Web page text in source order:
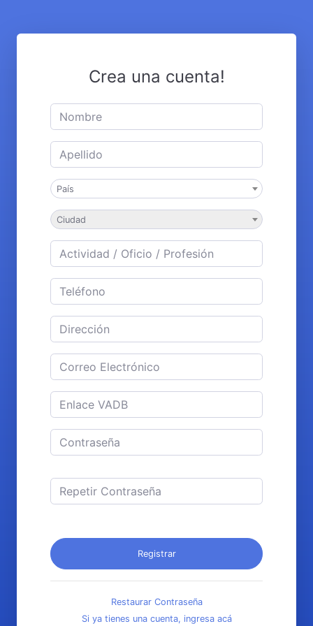
Crea una cuenta!
País
Ciudad
Registrar
Restaurar Contraseña
Si ya tienes una cuenta, ingresa acá